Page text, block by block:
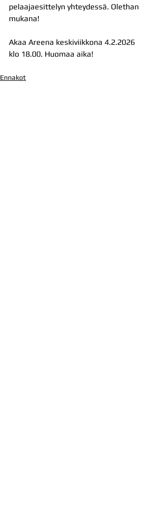
pelaajaesittelyn yhteydessä. Olethan
mukana!
Akaa Areena keskiviikkona 4.2.2026
klo 18.00. Huomaa aika!
Ennakot